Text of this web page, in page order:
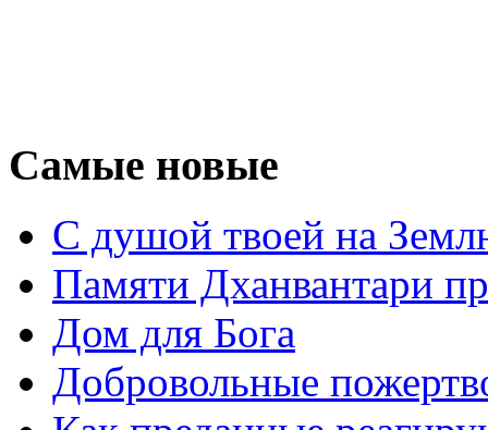
Самые новые
С душой твоей на
Памяти Дханвантари
Дом для Бога
Добровольные